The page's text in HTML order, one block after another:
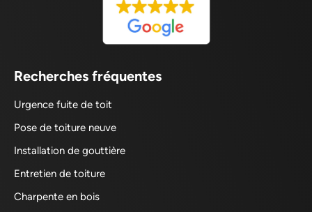
Recherches fréquentes
Urgence fuite de toit
Pose de toiture neuve
Installation de gouttière
Entretien de toiture
Charpente en bois